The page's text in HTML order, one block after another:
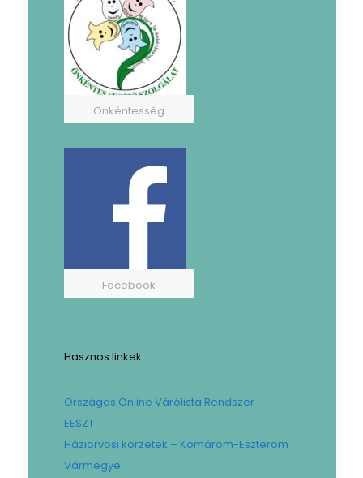
Önkéntesség
Facebook
Hasznos linkek
Országos Online Várólista Rendszer
EESZT
Háziorvosi körzetek – Komárom-Eszterom
Vármegye